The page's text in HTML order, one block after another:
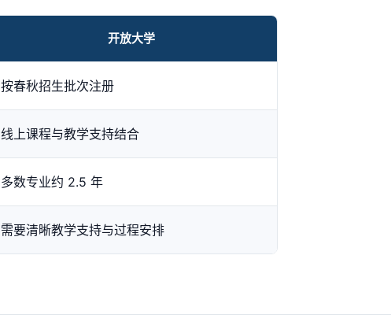
开放大学
按春秋招生批次注册
线上课程与教学支持结合
多数专业约 2.5 年
需要清晰教学支持与过程安排